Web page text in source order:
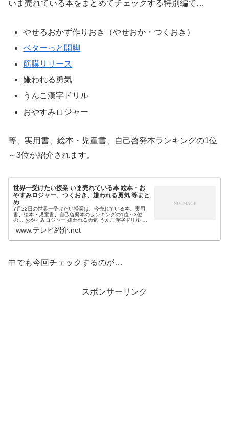
いま売れている本をまとめてチェックする特別編で…
やせるおかず作りおき（やせおか・つくおき）
ベターっと開脚
筋膜リリース
嫌われる勇気
うんこ漢字ドリル
おやすみロジャー
等、実用書、絵本・児童書、自己啓発本ランキングの1位
～3位が紹介されます。
世界一受けたい授業 いま売れている本 絵本・お
やすみロジャー、つくおき、嫌われる勇気 等まと
め
7月22日の世界一受けたい授業は、今売れている本。実用
書、絵本・児童書、自己啓発本のランキングの1位～3位
の… おやすみロジャー 嫌われる勇気 うんこ漢字ドリル ベ
リースといった本、...
www.テレビ紹介.net
中でも今回チェックするのが…
スポンサーリンク